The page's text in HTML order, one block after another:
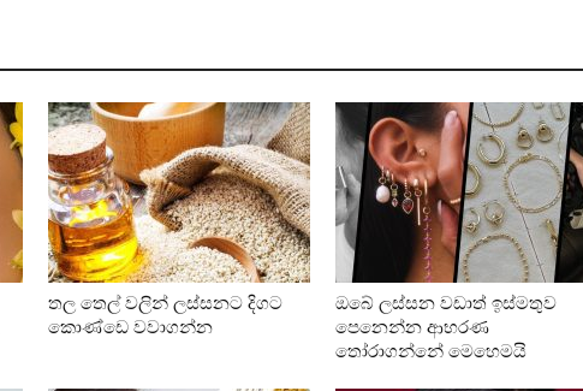
තල තෙල් වලින් ලස්සනට දිගට
කොණ්ඩෙ වවාගන්න
ඔබේ ලස්සන වඩාත් ඉස්මතුව
පෙනෙන්න ආභරණ
තෝරාගන්නේ මෙහෙමයි